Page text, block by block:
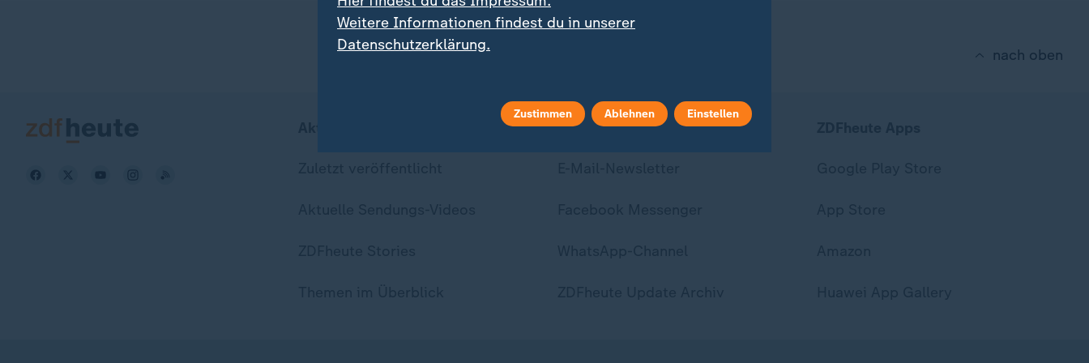
nach oben
ZDFheute Update
Weitere Informationen findest du in unserer
Datenschutzerklärung.
Zustimmen Ablehnen Einstellen